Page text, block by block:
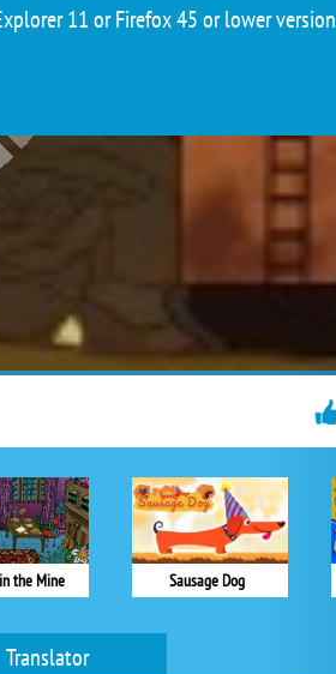
11 or Firefox 45 or lower version
the Mine Sausage Dog
Translator